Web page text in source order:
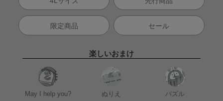
限定商品 セール
楽しいおまけ
May I help you? ぬりえ パズル